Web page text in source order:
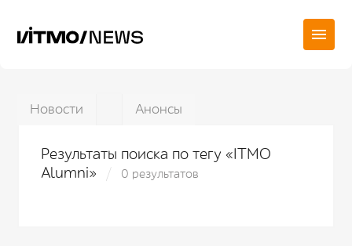
Новости Анонсы
Результаты поиска по тегу «ITMO
Alumni»
0 результатов